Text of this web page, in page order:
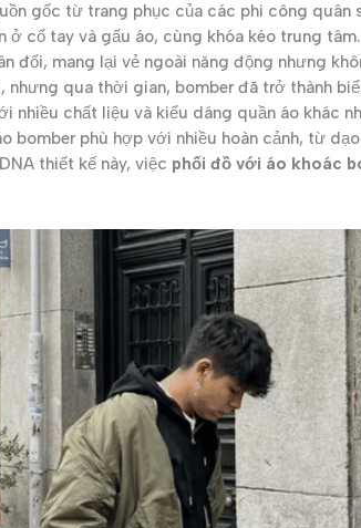
gốc từ trang phục của các phi công quân
ở cổ tay và gấu áo, cùng khóa kéo trung
đối, mang lại vẻ ngoài năng động nhưng
nhưng qua thời gian, bomber đã trở thành
nhiều chất liệu và kiểu dáng quần áo khác
bomber phù hợp với nhiều hoàn cảnh, từ
thiết kế này, việc phối đồ với áo khoác